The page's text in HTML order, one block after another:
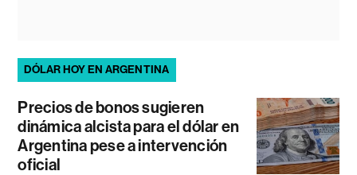
DÓLAR HOY EN ARGENTINA
Precios de bonos sugieren
dinámica alcista para el dólar en
Argentina pese a intervención
oficial